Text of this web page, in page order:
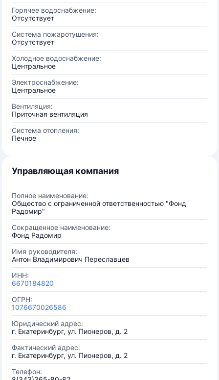
Горячее водоснабжение:
Отсутствует
Система пожаротушения:
Отсутствует
Холодное водоснабжение:
Центральное
Электроснабжение:
Центральное
Вентиляция:
Приточная вентиляция
Система отопления:
Печное
Управляющая компания
Полное наименование:
Общество с ограниченной ответственностью "Фонд
Радомир"
Сокращенное наименование:
Фонд Радомир
Имя руководителя:
Антон Владимирович Переславцев
ИНН:
6670184820
ОГРН:
1076670026586
Юридический адрес:
г. Екатеринбург, ул. Пионеров, д. 2
Фактический адрес:
г. Екатеринбург, ул. Пионеров, д. 2
Телефон: